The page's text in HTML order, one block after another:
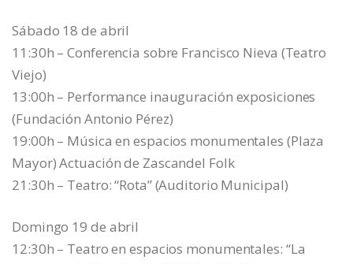
Sábado 18 de abril
11:30h – Conferencia sobre Francisco Nieva (Teatro
Viejo)
13:00h – Performance inauguración exposiciones
(Fundación Antonio Pérez)
19:00h – Música en espacios monumentales (Plaza
Mayor) Actuación de Zascandel Folk
21:30h – Teatro: “Rota” (Auditorio Municipal)
Domingo 19 de abril
12:30h – Teatro en espacios monumentales: “La